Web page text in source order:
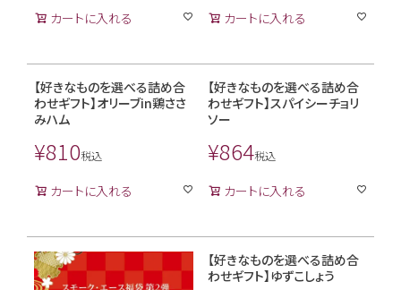
カートに入れる カートに入れる
【好きなものを選べる詰め合
わせギフト】オリーブin鶏ささ
みハム
¥810税込
カートに入れる
【好きなものを選べる詰め合
わせギフト】スパイシーチョリ
ソー
¥864税込
カートに入れる
【好きなものを選べる詰め合
わせギフト】ゆずこしょう